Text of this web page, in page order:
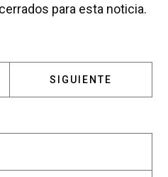
para esta noticia.
EL NUEVO BARRIO DE
ARTÍCULO
SIGUIENTE